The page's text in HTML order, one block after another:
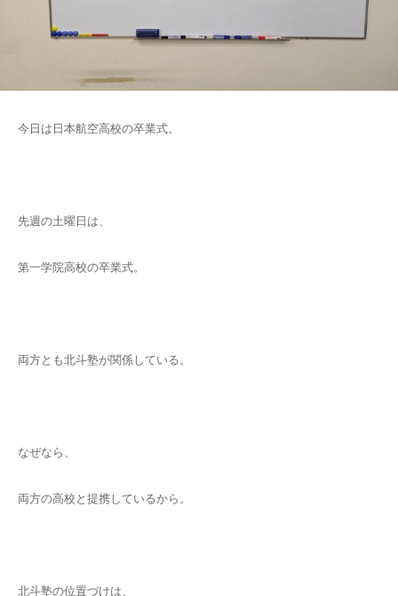
今日は日本航空高校の卒業式。
先週の土曜日は、
第一学院高校の卒業式。
両方とも北斗塾が関係している。
なぜなら、
両方の高校と提携しているから。
北斗塾の位置づけは、